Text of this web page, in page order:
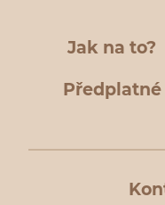
Jak na to?
Předplatné